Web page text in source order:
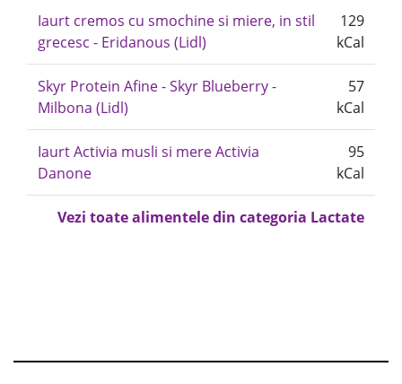
Iaurt cremos cu smochine si miere, in stil
grecesc - Eridanous (Lidl)
129
kCal
Skyr Protein Afine - Skyr Blueberry -
Milbona (Lidl)
57
kCal
Iaurt Activia musli si mere Activia
Danone
95
kCal
Vezi toate alimentele din categoria Lactate